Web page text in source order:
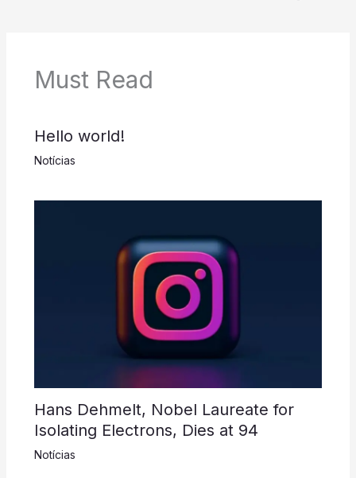
Must Read
Hello world!
Notícias
Hans Dehmelt, Nobel Laureate for
Isolating Electrons, Dies at 94
Notícias